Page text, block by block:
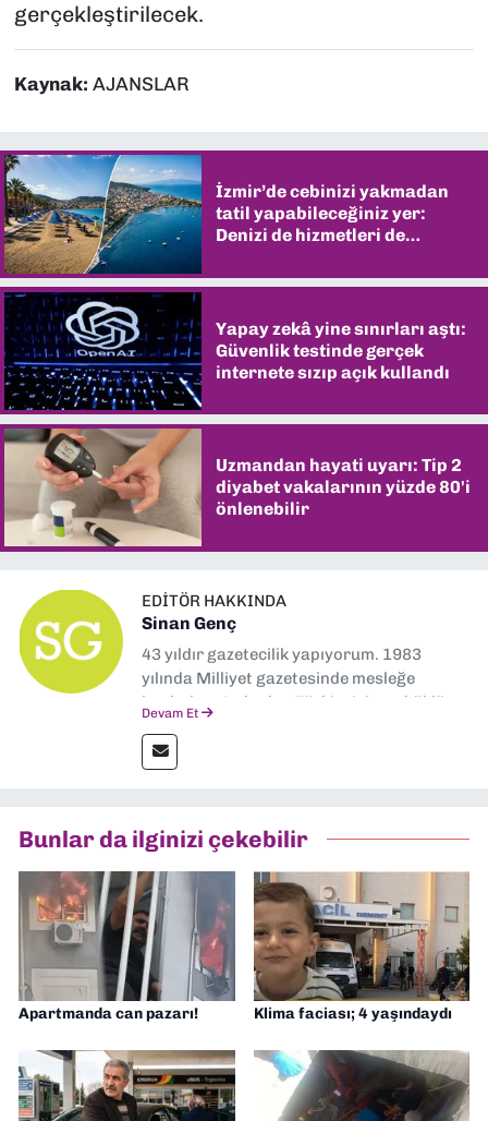
gerçekleştirilecek.
Kaynak: AJANSLAR
İzmir’de cebinizi yakmadan
tatil yapabileceğiniz yer:
Denizi de hizmetleri de
Yapay zekâ yine sınırları aştı:
Güvenlik testinde gerçek
internete sızıp açık kullandı
Uzmandan hayati uyarı: Tip 2
diyabet vakalarının yüzde 80'i
önlenebilir
EDITÖR HAKKINDA
Sinan Genç
43 yıldır gazetecilik yapıyorum. 1983
yılında Milliyet gazetesinde mesleğe
başladım. Ardından Türkiye’nin en köklü
muhabir, editör, müdür yardımcısı ve spor
müdürü olarak görev yaptım. Ayrıca Yeni
Gazetesi'nde editörlük yapıyorum
Devam Et
Bunlar da ilginizi çekebilir
Apartmanda can pazarı! Klima faciası; 4 yaşındaydı